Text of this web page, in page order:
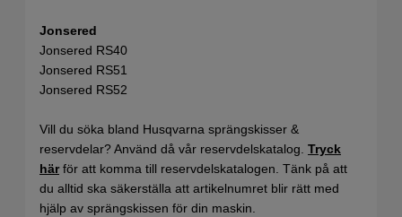
Jonsered
Jonsered RS40
Jonsered RS51
Jonsered RS52
Vill du söka bland Husqvarna sprängskisser &
reservdelar? Använd då vår reservdelskatalog. Tryck
härför att komma till reservdelskatalogen. Tänk på att
du alltid ska säkerställa att artikelnumret blir rätt med
hjälp av sprängskissen för din maskin.